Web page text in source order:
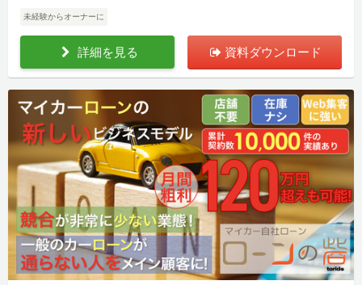
未経験からオーナーに
詳細を見る 資料ダウンロード